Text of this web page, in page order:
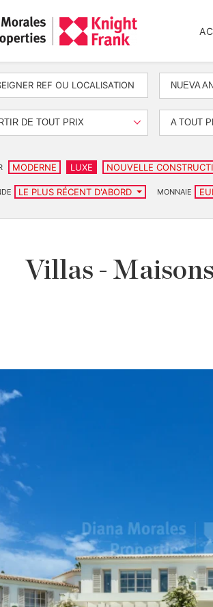
NUEVA
DE TOUT PRIX A TOUT
MODERNE LUXE NOUVELLE
LE PLUS RÉCENT D'ABORD MONNAIE
Villas -